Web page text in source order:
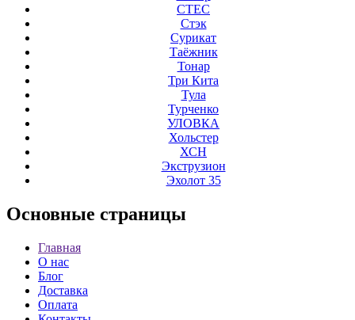
СТЕС
Стэк
Сурикат
Таёжник
Тонар
Три Кита
Тула
Турченко
УЛОВКА
Хольстер
ХСН
Экструзион
Эхолот 35
Основные страницы
Главная
О нас
Блог
Доставка
Оплата